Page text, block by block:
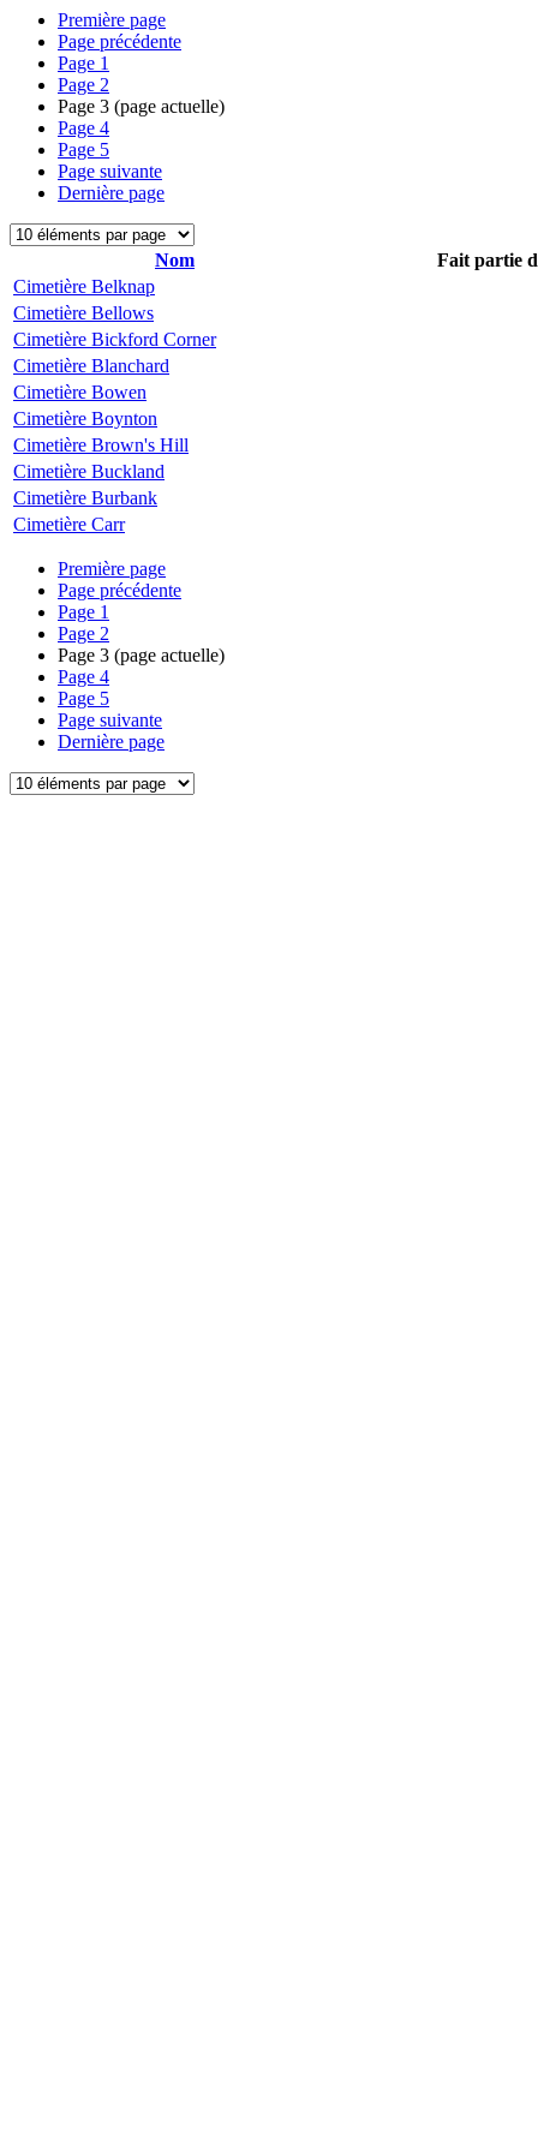
Première page
Page précédente
Page 1
Page 2
Page 3 (page actuelle)
Page 4
Page 5
Page suivante
Dernière page
Nom
Fait partie
Cimetière Belknap
Cimetière Bellows
Cimetière Bickford Corner
Cimetière Blanchard
Cimetière Bowen
Cimetière Boynton
Cimetière Brown's Hill
Cimetière Buckland
Cimetière Burbank
Cimetière Carr
Première page
Page précédente
Page 1
Page 2
Page 3 (page actuelle)
Page 4
Page 5
Page suivante
Dernière page